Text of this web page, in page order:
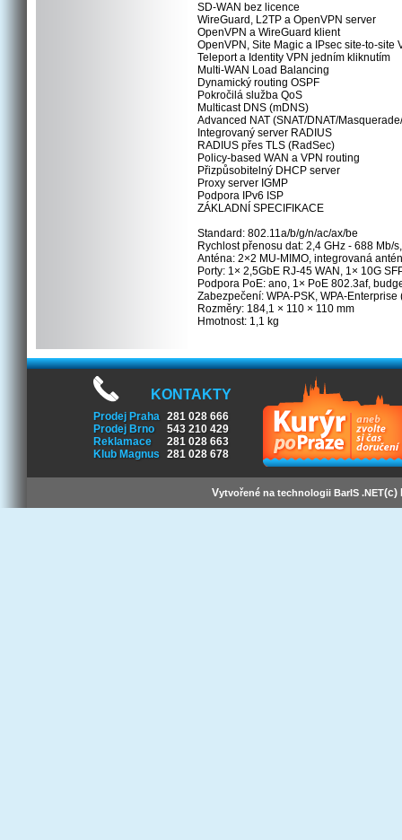
SD-WAN bez licence
WireGuard, L2TP a OpenVPN server
OpenVPN a WireGuard klient
OpenVPN, Site Magic a IPsec site-to-site
Teleport a Identity VPN jedním kliknutím
Multi-WAN Load Balancing
Dynamický routing OSPF
Pokročilá služba QoS
Multicast DNS (mDNS)
Advanced NAT (SNAT/DNAT/
Integrovaný server RADIUS
RADIUS přes TLS (RadSec)
Policy-based WAN a VPN routing
Přizpůsobitelný DHCP server
Proxy server IGMP
Podpora IPv6 ISP
ZÁKLADNÍ SPECIFIKACE
Standard: 802.11a/b/g/n/ac/ax/be
Rychlost přenosu dat: 2,4 GHz - 688 Mb/
Anténa: 2×2 MU-MIMO, integrovaná
Porty: 1× 2,5GbE RJ-45 WAN, 1× 10G
Podpora PoE: ano, 1× PoE 802.3af,
Zabezpečení: WPA-PSK, WPA-Enterprise
Rozměry: 184,1 × 110 × 110 mm
Hmotnost: 1,1 kg
KONTAKTY
Prodej Praha 281 028 666
Prodej Brno
543 210 429
Reklamace
281 028 663
Klub Magnus
281 028 678
Vytvořené na technologii BarIS .NET(c)